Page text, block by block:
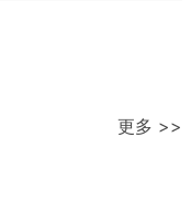
更多 >>